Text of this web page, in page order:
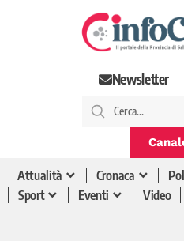
Newsletter
Attualità Cronaca
Sport
Eventi Video